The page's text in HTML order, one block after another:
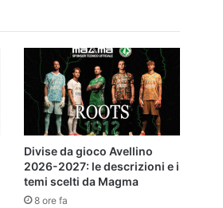
Divise da gioco Avellino
2026-2027: le descrizioni e i
temi scelti da Magma
8 ore fa